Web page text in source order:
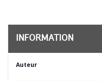
INFORMATION
Auteur